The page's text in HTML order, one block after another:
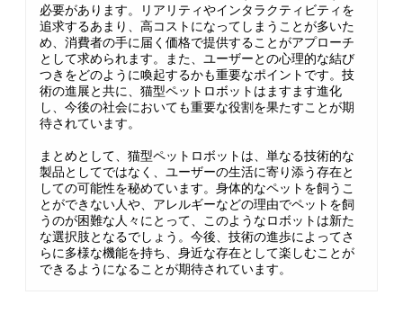
必要があります。リアリティやインタラクティビティを
追求するあまり、高コストになってしまうことが多いた
め、消費者の手に届く価格で提供することがアプローチ
として求められます。また、ユーザーとの心理的な結び
つきをどのように喚起するかも重要なポイントです。技
術の進展と共に、猫型ペットロボットはますます進化
し、今後の社会においても重要な役割を果たすことが期
待されています。
まとめとして、猫型ペットロボットは、単なる技術的な
製品としてではなく、ユーザーの生活に寄り添う存在と
しての可能性を秘めています。身体的なペットを飼うこ
とができない人や、アレルギーなどの理由でペットを飼
うのが困難な人々にとって、このようなロボットは新た
な選択肢となるでしょう。今後、技術の進歩によってさ
らに多様な機能を持ち、身近な存在として楽しむことが
できるようになることが期待されています。